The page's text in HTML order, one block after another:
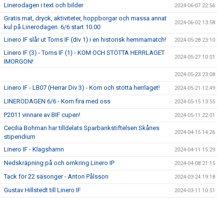
Linerodagen i text och bilder 2024-06-07 22:56
Gratis mat, dryck, aktiviteter, hoppborgar och massa annat
kul på Linerodagen. 6/6 start 10.00
2024-06-02 13:58
Linero IF slår ut Torns IF (div 1) i en historisk hemmamatch! 2024-05-28 23:10
Linero IF (3) - Torns IF (1) - KOM OCH STÖTTA HERRLAGET
IMORGON!
2024-05-27 10:01
2024-05-23 23:08
Linero IF - LB07 (Herrar Div 3) - Kom och stötta herrlaget! 2024-05-21 12:49
LINERODAGEN 6/6 - Kom fira med oss 2024-05-15 13:55
P2011 vinnare av BIF cupen! 2024-05-11 22:01
Cecilia Bohman har tilldelats Sparbankstiftelsen Skånes
stipendium
2024-04-15 14:26
Linero IF - Klagshamn 2024-04-11 15:29
Nedskräpning på och omkring Linero IP 2024-04-08 21:15
Tack för 22 säsonger - Anton Pålsson 2024-03-24 19:18
Gustav Hillstedt till Linero IF 2024-03-11 10:51